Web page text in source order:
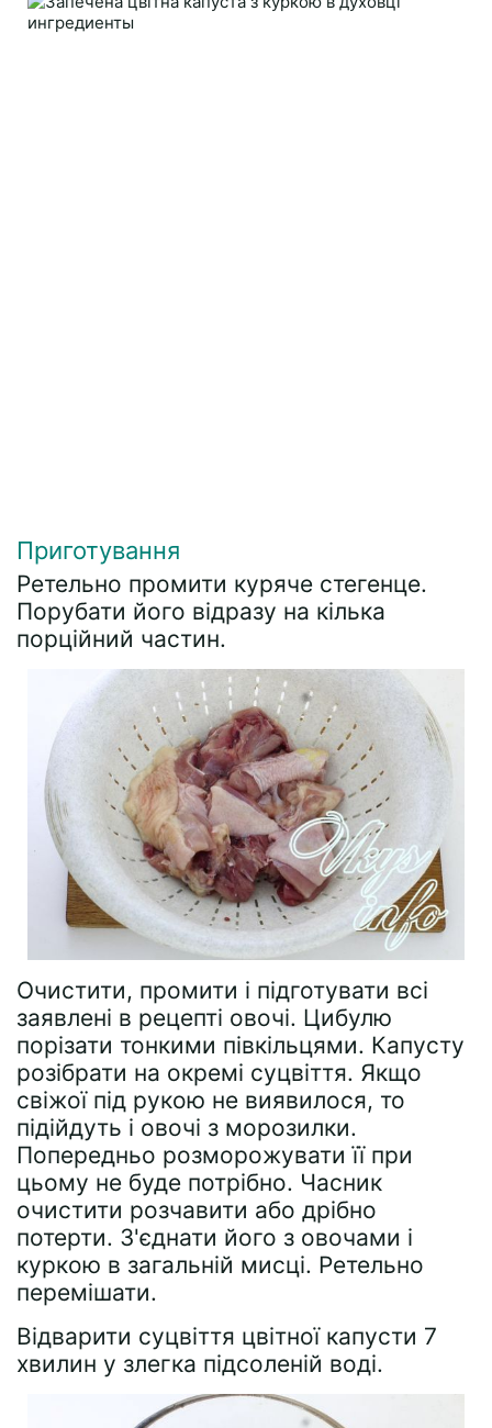
Приготування
Ретельно промити куряче стегенце.
Порубати його відразу на кілька
порційний частин.
Очистити, промити і підготувати всі
заявлені в рецепті овочі. Цибулю
порізати тонкими півкільцями. Капусту
розібрати на окремі суцвіття. Якщо
свіжої під рукою не виявилося, то
підійдуть і овочі з морозилки.
Попередньо розморожувати її при
цьому не буде потрібно. Часник
очистити розчавити або дрібно
потерти. З'єднати його з овочами і
куркою в загальній мисці. Ретельно
перемішати.
Відварити суцвіття цвітної капусти 7
хвилин у злегка підсоленій воді.